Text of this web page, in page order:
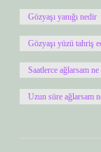
Gözyaşı yanığı nedir
Gözyaşı yüzü tahriş
Saatlerce ağlarsam
Uzun süre ağlarsam